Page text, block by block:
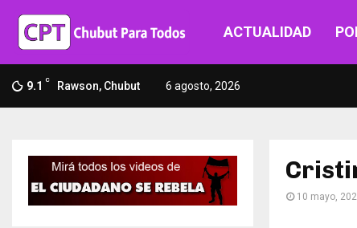
ACTUALIDAD
9.1 C Rawson, Chubut 6 agosto, 2026
10 mayo,